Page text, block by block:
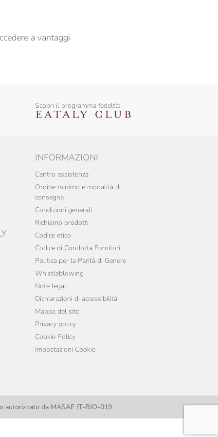
a vantaggi
Scopri il programma fedeltà:
INFORMAZIONI
Centro assistenza
Ordine minimo e modalità di
consegna
Condizioni generali
Richiamo prodotti
Codice etico
Codice di Condotta Fornitori
Politica per la Parità di Genere
Whistleblowing
Note legali
Dichiarazioni di accessibilità
Mappa del sito
Privacy policy
Cookie Policy
Impostazioni Cookie
autorizzato da MASAF IT-BIO-019